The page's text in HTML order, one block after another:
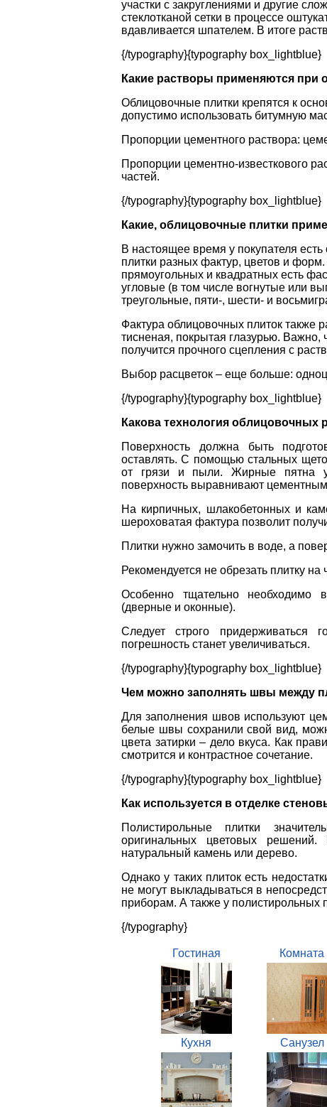
участки с закруглениями и другие
стеклотканой сетки в процессе
вдавливается шпателем. В итоге
{/typography}{typography box_lightblue}
Какие растворы применяются при
Облицовочные плитки крепятся к
допустимо использовать битумную
Пропорции цементного раствора:
Пропорции цементно-известкового
частей.
{/typography}{typography box_lightblue}
Какие, облицовочные плитки
В настоящее время у покупателя
плитки разных фактур, цветов и
прямоугольных и квадратных есть
угловые (в том числе вогнутые или
треугольные, пяти-, шести- и
Фактура облицовочных плиток также
тисненая, покрытая глазурью.
получится прочного сцепления с
Выбор расцветок – еще больше:
{/typography}{typography box_lightblue}
Какова технология облицовочных
Поверхность должна быть
оставлять. С помощью стальных
от грязи и пыли. Жирные пятна
поверхность выравнивают
На кирпичных, шлакобетонных и
шероховатая фактура позволит
Плитки нужно замочить в воде, а
Рекомендуется не обрезать плитку
Особенно тщательно необходимо
(дверные и оконные).
Следует строго придерживаться
погрешность станет увеличиваться.
{/typography}{typography box_lightblue}
Чем можно заполнять швы между
Для заполнения швов используют
белые швы сохранили свой вид,
цвета затирки – дело вкуса. Как
смотрится и контрастное сочетание.
{/typography}{typography box_lightblue}
Как используется в отделке
Полистирольные плитки
оригинальных цветовых
натуральный камень или дерево.
Однако у таких плиток есть
не могут выкладываться в
приборам. А также у полистирольных
{/typography}
Гостиная Комната
Кухня Санузел